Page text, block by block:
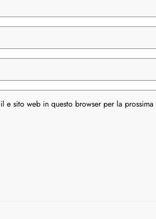
e sito web in questo browser per la